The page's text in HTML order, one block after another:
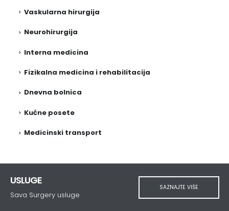
Vaskularna hirurgija
Neurohirurgija
Interna medicina
Fizikalna medicina i rehabilitacija
Dnevna bolnica
Kućne posete
Medicinski transport
USLUGE
Sava Surgery usluge
SAZNAJTE VIŠE